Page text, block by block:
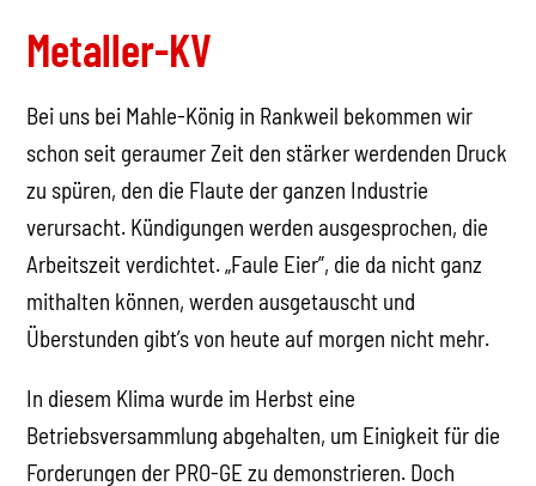
Metaller-KV
Bei uns bei Mahle-König in Rankweil bekommen wir
schon seit geraumer Zeit den stärker werdenden Druck
zu spüren, den die Flaute der ganzen Industrie
verursacht. Kündigungen werden ausgesprochen, die
Arbeitszeit verdichtet. „Faule Eier”, die da nicht ganz
mithalten können, werden ausgetauscht und
Überstunden gibt’s von heute auf morgen nicht mehr.
In diesem Klima wurde im Herbst eine
Betriebsversammlung abgehalten, um Einigkeit für die
Forderungen der PRO-GE zu demonstrieren. Doch